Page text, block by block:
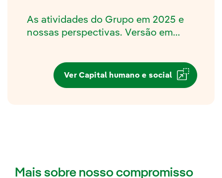
As atividades do Grupo em 2025 e
nossas perspectivas. Versão em
Ver Capital humano e social
Mais sobre nosso compromisso